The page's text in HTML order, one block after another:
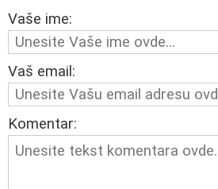
Vaše ime:
Vaš email:
Komentar: